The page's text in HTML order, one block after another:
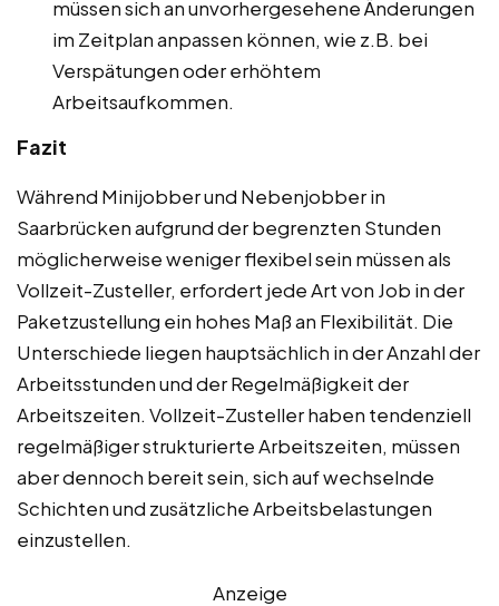
müssen sich an unvorhergesehene Änderungen
im Zeitplan anpassen können, wie z.B. bei
Verspätungen oder erhöhtem
Arbeitsaufkommen.
Fazit
Während Minijobber und Nebenjobber in
Saarbrücken aufgrund der begrenzten Stunden
möglicherweise weniger flexibel sein müssen als
Vollzeit-Zusteller, erfordert jede Art von Job in der
Paketzustellung ein hohes Maß an Flexibilität. Die
Unterschiede liegen hauptsächlich in der Anzahl der
Arbeitsstunden und der Regelmäßigkeit der
Arbeitszeiten. Vollzeit-Zusteller haben tendenziell
regelmäßiger strukturierte Arbeitszeiten, müssen
aber dennoch bereit sein, sich auf wechselnde
Schichten und zusätzliche Arbeitsbelastungen
einzustellen.
Anzeige